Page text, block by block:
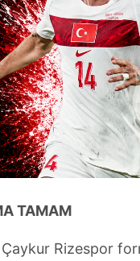
TAMAM
Rizespor